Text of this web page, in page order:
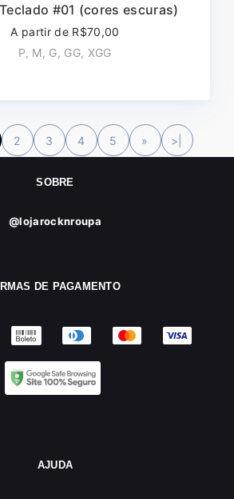
#01 (cores escuras)
A partir de R$70,00
P, M, G, GG, XGG
2 3 4 5 » >|
SOBRE
@lojarocknroupa
DE PAGAMENTO
AJUDA